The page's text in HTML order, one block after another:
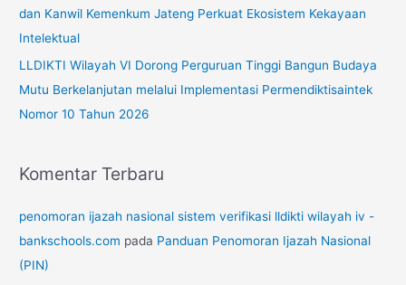
dan Kanwil Kemenkum Jateng Perkuat Ekosistem Kekayaan
Intelektual
LLDIKTI Wilayah VI Dorong Perguruan Tinggi Bangun Budaya
Mutu Berkelanjutan melalui Implementasi Permendiktisaintek
Nomor 10 Tahun 2026
Komentar Terbaru
penomoran ijazah nasional sistem verifikasi lldikti wilayah iv -
bankschools.com pada Panduan Penomoran Ijazah Nasional
(PIN)